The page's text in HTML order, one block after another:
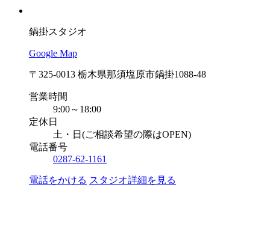
鍋掛スタジオ
Google Map
〒325-0013 栃木県那須塩原市鍋掛1088-48
営業時間
9:00～18:00
定休日
土・日(ご相談希望の際はOPEN)
電話番号
0287-62-1161
電話をかける スタジオ詳細を見る